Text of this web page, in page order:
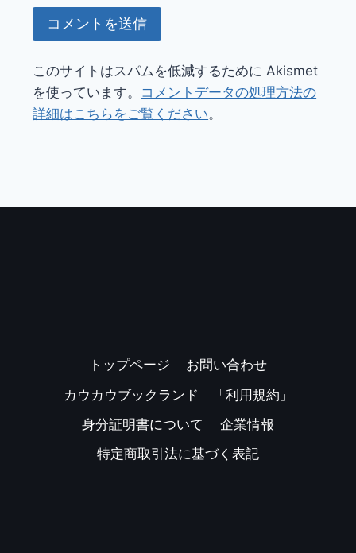
このサイトはスパムを低減するために Akismet
を使っています。 コメントデータの処理方法の
詳細はこちらをご覧ください。
トップページ
お問い合わせ
カウカウブックランド 「利用規約」
身分証明書について
企業情報
特定商取引法に基づく表記